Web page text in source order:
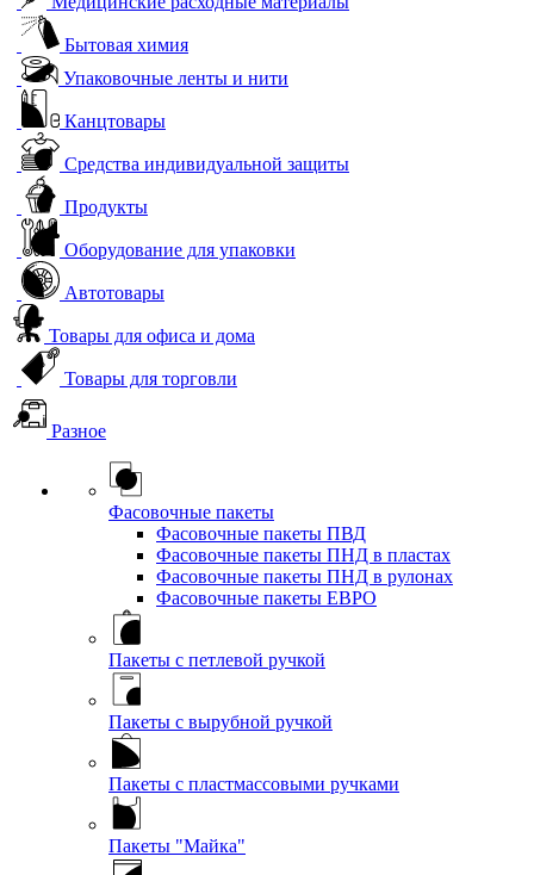
Бытовая химия
Упаковочные ленты и нити
Канцтовары
Средства индивидуальной защиты
Продукты
Оборудование для упаковки
Автотовары
Товары для офиса и дома
Товары для торговли
Разное
Фасовочные пакеты
Фасовочные пакеты ПВД
Фасовочные пакеты ПНД в пластах
Фасовочные пакеты ПНД в рулонах
Фасовочные пакеты ЕВРО
Пакеты с петлевой ручкой
Пакеты с вырубной ручкой
Пакеты с пластмассовыми ручками
Пакеты "Майка"